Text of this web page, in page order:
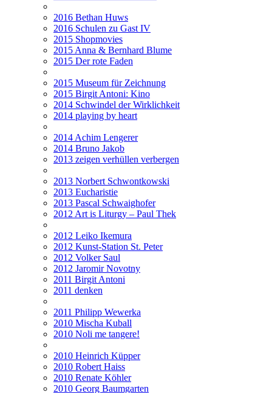
2016 Bethan Huws
2016 Schulen zu Gast IV
2015 Shopmovies
2015 Anna & Bernhard Blume
2015 Der rote Faden
2015 Museum für Zeichnung
2015 Birgit Antoni: Kino
2014 Schwindel der Wirklichkeit
2014 playing by heart
2014 Achim Lengerer
2014 Bruno Jakob
2013 zeigen verhüllen verbergen
2013 Norbert Schwontkowski
2013 Eucharistie
2013 Pascal Schwaighofer
2012 Art is Liturgy – Paul Thek
2012 Leiko Ikemura
2012 Kunst-Station St. Peter
2012 Volker Saul
2012 Jaromir Novotny
2011 Birgit Antoni
2011 denken
2011 Philipp Wewerka
2010 Mischa Kuball
2010 Noli me tangere!
2010 Heinrich Küpper
2010 Robert Haiss
2010 Renate Köhler
2010 Georg Baumgarten